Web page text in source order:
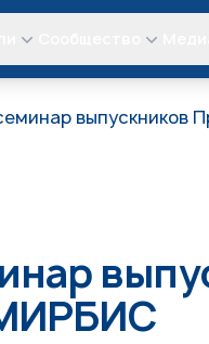
выпускников